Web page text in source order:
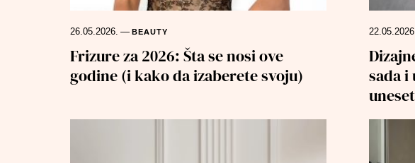
26.05.2026. — BEAUTY
Frizure za 2026: Šta se nosi ove
godine (i kako da izaberete svoju)
sada i